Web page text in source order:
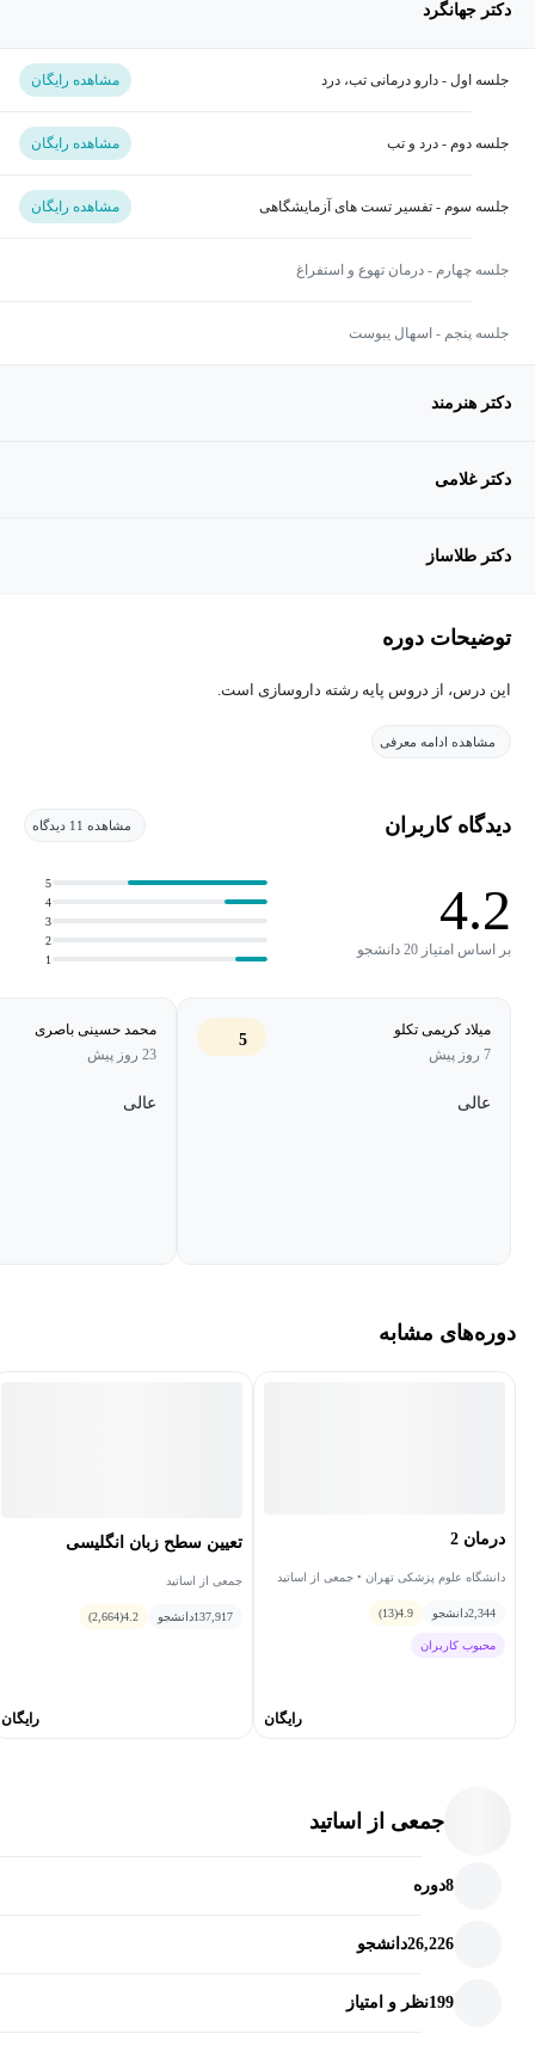
دکتر جهانگرد
جلسه اول - دارو درمانی تب، درد مشاهده رایگان
جلسه دوم - درد و تب مشاهده رایگان
جلسه سوم - تفسیر تست های آزمایشگاهی مشاهده رایگان
جلسه چهارم - درمان تهوع و استفراغ
جلسه پنجم - اسهال یبوست
دکتر هنرمند
دکتر غلامی
دکتر طلاساز
توضیحات دوره
این درس، از دروس پایه رشته داروسازی است.
مشاهده ادامه معرفی
دیدگاه کاربران مشاهده 11 دیدگاه
4.2
بر اساس امتیاز 20 دانشجو
1
2
3
4
5
میلاد کریمی تکلو
7 روز پیش
5
عالی
محمد حسینی باصری
23 روز پیش
عالی
دوره‌های مشابه
درمان 2
دانشگاه علوم پزشکی تهران • جمعی از اساتید
2,344دانشجو 4.9
(13)
محبوب کاربران
رایگان
تعیین سطح زبان انگلیسی
جمعی از اساتید
137,917دانشجو 4.2
(2,664)
رایگان
جمعی از اساتید
8دوره
26,226دانشجو
199نظر و امتیاز